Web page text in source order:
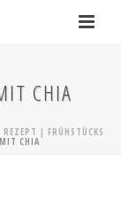
CHIA
| FRÜHSTÜCKS
CHIA